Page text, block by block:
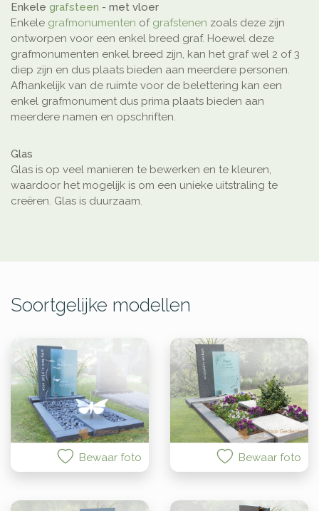
Enkele grafsteen - met vloer
Enkele grafmonumenten of grafstenen zoals deze zijn
ontworpen voor een enkel breed graf. Hoewel deze
grafmonumenten enkel breed zijn, kan het graf wel 2 of 3
diep zijn en dus plaats bieden aan meerdere personen.
Afhankelijk van de ruimte voor de belettering kan een
enkel grafmonument dus prima plaats bieden aan
meerdere namen en opschriften.
Glas
Glas is op veel manieren te bewerken en te kleuren,
waardoor het mogelijk is om een unieke uitstraling te
creëren. Glas is duurzaam.
Soortgelijke modellen
Bewaar foto Bewaar foto